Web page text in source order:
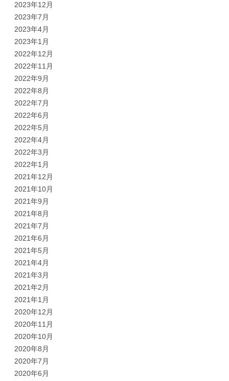
2023年12月
2023年7月
2023年4月
2023年1月
2022年12月
2022年11月
2022年9月
2022年8月
2022年7月
2022年6月
2022年5月
2022年4月
2022年3月
2022年1月
2021年12月
2021年10月
2021年9月
2021年8月
2021年7月
2021年6月
2021年5月
2021年4月
2021年3月
2021年2月
2021年1月
2020年12月
2020年11月
2020年10月
2020年8月
2020年7月
2020年6月